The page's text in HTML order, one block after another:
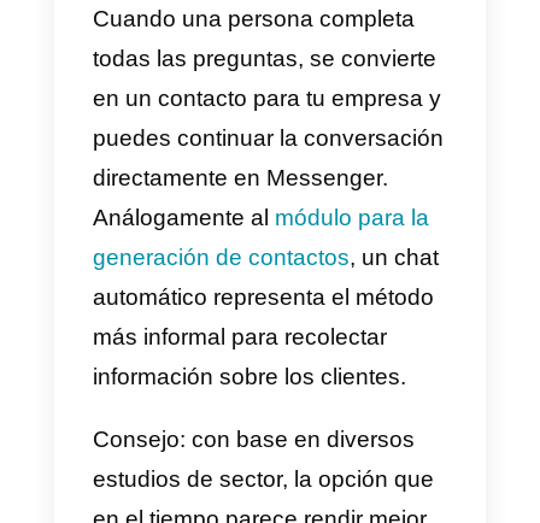
ulterior acción (veamos aquí
debajo de qué se trata) para
empezar efectivamente a
chatear.
A partir de esta sección es
entonces posible personalizar la
experiencia del usuario una vez
publicitario. De manera particular,
una vez seleccionada la opción